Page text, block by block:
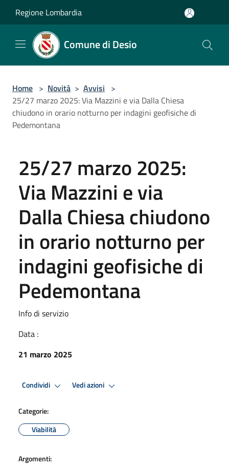
Regione Lombardia
Comune di Desio
Home > Novità > Avvisi >
25/27 marzo 2025: Via Mazzini e via Dalla Chiesa
chiudono in orario notturno per indagini geofisiche di
Pedemontana
25/27 marzo 2025:
Via Mazzini e via
Dalla Chiesa chiudono
in orario notturno per
indagini geofisiche di
Pedemontana
Info di servizio
Data :
21 marzo 2025
Condividi Vedi azioni
Categorie:
Viabilità
Argomenti: